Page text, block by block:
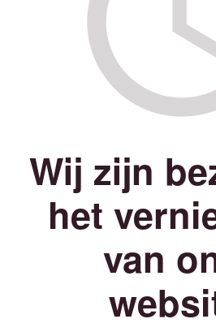
Wij zijn
het
van